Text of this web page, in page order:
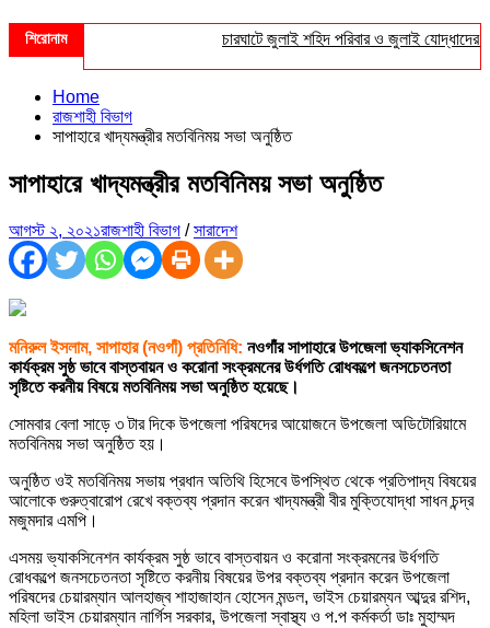
শিরোনাম চারঘাটে জুলাই শহিদ পরিবার ও জুলাই যোদ্ধাদের
Home
রাজশাহী বিভাগ
সাপাহারে খাদ্যমন্ত্রীর মতবিনিময় সভা অনুষ্ঠিত
সাপাহারে খাদ্যমন্ত্রীর মতবিনিময় সভা অনুষ্ঠিত
আগস্ট ২, ২০২১রাজশাহী বিভাগ /সারাদেশ
মনিরুল ইসলাম, সাপাহার (নওগাঁ) প্রতিনিধি: নওগাঁর সাপাহারে উপজেলা ভ্যাকসিনেশন
কার্যক্রম সুষ্ঠ ভাবে বাস্তবায়ন ও করোনা সংক্রমনের উর্ধগতি রোধকল্পে জনসচেতনতা
সৃষ্টিতে করনীয় বিষয়ে মতবিনিময় সভা অনুষ্ঠিত হয়েছে।
সোমবার বেলা সাড়ে ৩ টার দিকে উপজেলা পরিষদের আয়োজনে উপজেলা অডিটোরিয়ামে
মতবিনিময় সভা অনুষ্ঠিত হয়।
অনুষ্ঠিত ওই মতবিনিময় সভায় প্রধান অতিথি হিসেবে উপস্থিত থেকে প্রতিপাদ্য বিষয়ের
আলোকে গুরুত্বারোপ রেখে বক্তব্য প্রদান করেন খাদ্যমন্ত্রী বীর মুক্তিযোদ্ধা সাধন চন্দ্র
মজুমদার এমপি।
এসময় ভ্যাকসিনেশন কার্যক্রম সুষ্ঠ ভাবে বাস্তবায়ন ও করোনা সংক্রমনের উর্ধগতি
রোধকল্পে জনসচেতনতা সৃষ্টিতে করনীয় বিষয়ের উপর বক্তব্য প্রদান করেন উপজেলা
পরিষদের চেয়ারম্যান আলহাজ্ব শাহাজাহান হোসেন মন্ডল, ভাইস চেয়ারম্যন আব্দুর রশিদ,
মহিলা ভাইস চেয়ারম্যান নার্গিস সরকার, উপজেলা স্বাস্থ্য ও প.প কর্মকর্তা ডাঃ মুহাম্মদ